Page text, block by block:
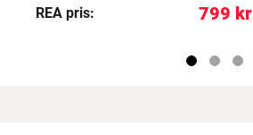
REA pris: 799 kr